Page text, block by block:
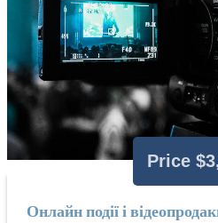
Price
Онлайн події і